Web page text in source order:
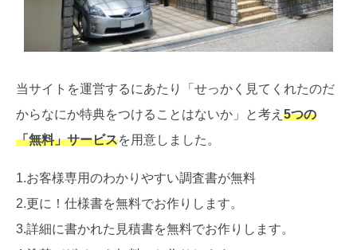
当サイトを運営するにあたり「せっかく見てくれたのだ
からなにか特典をつけることはないか」と考え 5つの
「無料」サービスを用意しました。
1.お客様専用のわかりやすい調査書が無料
2.更に！仕様書を無料でお作りします。
3.詳細に書かれた見積書を無料でお作りします。